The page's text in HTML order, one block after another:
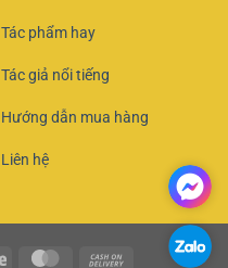
Tác phẩm hay
Tác giả nổi tiếng
Hướng dẫn mua hàng
Liên hệ